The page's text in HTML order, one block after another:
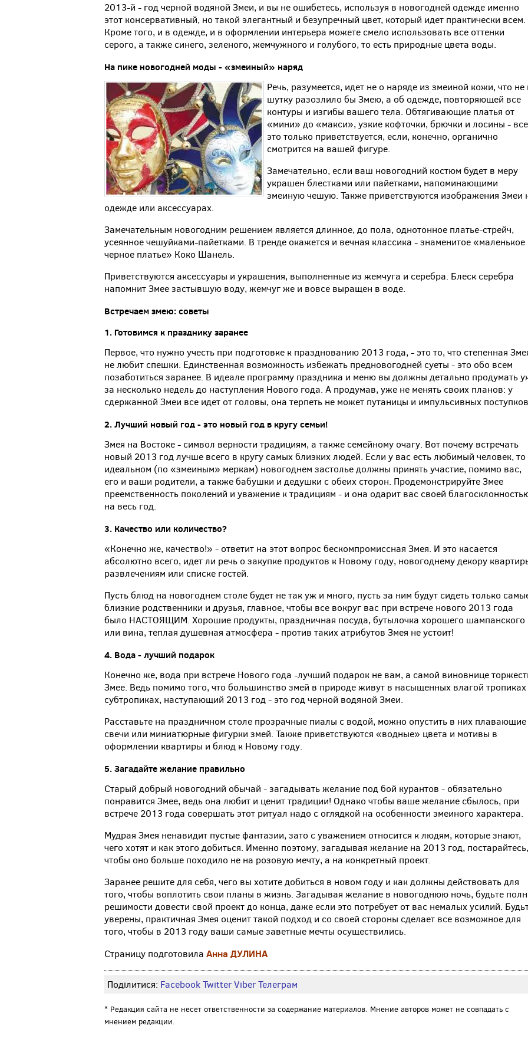
2013-й - год черной водяной Змеи, и вы не ошибетесь, используя в новогодней одежде именно
этот консервативный, но такой элегантный и безупречный цвет, который идет практически всем.
Кроме того, и в одежде, и в оформлении интерьера можете смело использовать все оттенки
серого, а также синего, зеленого, жемчужного и голубого, то есть природные цвета воды.
На пике новогодней моды -«змеиный» наряд
Речь, разумеется, идет не о наряде из змеиной кожи, что не
шутку разозлило бы Змею, а об одежде, повторяющей все
контуры и изгибы вашего тела. Обтягивающие платья от
«мини» до «макси», узкие кофточки, брючки и лосины - все
это только приветствуется, если, конечно, органично
смотрится на вашей фигуре.
Замечательно, если ваш новогодний костюм будет в меру
украшен блестками или пайетками, напоминающими
змеиную чешую. Также приветствуются изображения Змеи
одежде или аксессуарах.
Замечательным новогодним решением является длинное, до пола, однотонное платье-стрейч,
усеянное чешуйками-пайетками. В тренде окажется и вечная классика - знаменитое «маленькое
черное платье» Коко Шанель.
Приветствуются аксессуары и украшения, выполненные из жемчуга и серебра. Блеск серебра
напомнит Змее застывшую воду, жемчуг же и вовсе выращен в воде.
Встречаемзмею:советы
1. Готовимся к праздникузаранее
Первое, что нужно учесть при подготовке к празднованию 2013 года, - это то, что степенная
не любит спешки. Единственная возможность избежать предновогодней суеты - это обо всем
позаботиться заранее. В идеале программу праздника и меню вы должны детально продумать
за несколько недель до наступления Нового года. А продумав, уже не менять своих планов: у
сдержанной Змеи все идет от головы, она терпеть не может путаницы и импульсивных
2.Лучший новый год-это новый год в кругусемьи!
Змея на Востоке - символ верности традициям, а также семейному очагу. Вот почему встречать
новый 2013 год лучше всего в кругу самых близких людей. Если у вас есть любимый человек, то
идеальном (по «змеиным» меркам) новогоднем застолье должны принять участие, помимо вас,
его и ваши родители, а также бабушки и дедушки с обеих сторон. Продемонстрируйте Змее
преемственность поколений и уважение к традициям - и она одарит вас своей
на весь год.
3. Качество или количество?
«Конечно же, качество!» - ответит на этот вопрос бескомпромиссная Змея. И это касается
абсолютно всего, идет ли речь о закупке продуктов к Новому году, новогоднему декору
развлечениям или списке гостей.
Пусть блюд на новогоднем столе будет не так уж и много, пусть за ним будут сидеть только
близкие родственники и друзья, главное, чтобы все вокруг вас при встрече нового 2013 года
было НАСТОЯЩИМ. Хорошие продукты, праздничная посуда, бутылочка хорошего шампанского
или вина, теплая душевная атмосфера - против таких атрибутов Змея не устоит!
4. Вода-лучший подарок
Конечно же, вода при встрече Нового года -лучший подарок не вам, а самой виновнице
Змее. Ведь помимо того, что большинство змей в природе живут в насыщенных влагой
субтропиках, наступающий 2013 год - это год черной водяной Змеи.
Расставьте на праздничном столе прозрачные пиалы с водой, можно опустить в них плавающие
свечи или миниатюрные фигурки змей. Также приветствуются «водные» цвета и мотивы в
оформлении квартиры и блюд к Новому году.
5.Загадайтежелание правильно
Старый добрый новогодний обычай - загадывать желание под бой курантов - обязательно
понравится Змее, ведь она любит и ценит традиции! Однако чтобы ваше желание сбылось, при
встрече 2013 года совершать этот ритуал надо с оглядкой на особенности змеиного характера.
Мудрая Змея ненавидит пустые фантазии, зато с уважением относится к людям, которые знают,
чего хотят и как этого добиться. Именно поэтому, загадывая желание на 2013 год, постарайтесь,
чтобы оно больше походило не на розовую мечту, а на конкретный проект.
Заранее решите для себя, чего вы хотите добиться в новом году и как должны действовать для
того, чтобы воплотить свои планы в жизнь. Загадывая желание в новогоднюю ночь, будьте
решимости довести свой проект до конца, даже если это потребует от вас немалых усилий.
уверены, практичная Змея оценит такой подход и со своей стороны сделает все возможное для
того, чтобы в 2013 году ваши самые заветные мечты осуществились.
Страницу подготовила Анна ДУЛИНА
Поділитися: FacebookTwitterViberТелеграм
* Редакция сайта не несет ответственности за содержание материалов. Мнение авторов может не совпадать с
мнением редакции.